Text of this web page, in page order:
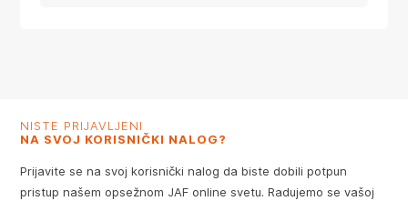
NISTE PRIJAVLJENI
NA SVOJ KORISNIČKI NALOG?
Prijavite se na svoj korisnički nalog da biste dobili potpun
pristup našem opsežnom JAF online svetu. Radujemo se vašoj